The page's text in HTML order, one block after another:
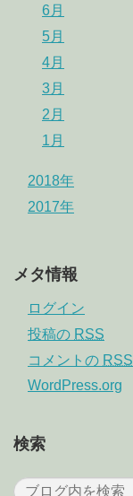
6月
5月
4月
3月
2月
1月
2018年
2017年
メタ情報
ログイン
投稿の RSS
コメントの RSS
WordPress.org
検索